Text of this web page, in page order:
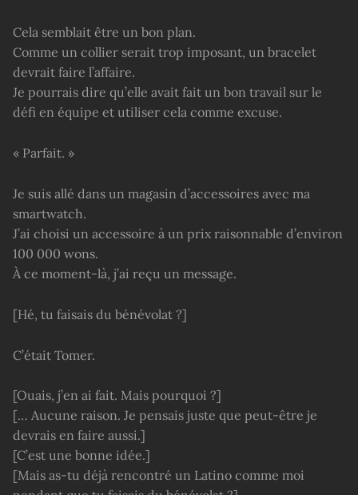
Cela semblait être un bon plan.
Comme un collier serait trop imposant, un bracelet
devrait faire l’affaire.
Je pourrais dire qu’elle avait fait un bon travail sur le
défi en équipe et utiliser cela comme excuse.
« Parfait. »
Je suis allé dans un magasin d’accessoires avec ma
smartwatch.
J’ai choisi un accessoire à un prix raisonnable d’environ
100 000 wons.
À ce moment-là, j’ai reçu un message.
[Hé, tu faisais du bénévolat ?]
C’était Tomer.
[Ouais, j’en ai fait. Mais pourquoi ?]
[… Aucune raison. Je pensais juste que peut-être je
devrais en faire aussi.]
[C’est une bonne idée.]
[Mais as-tu déjà rencontré un Latino comme moi